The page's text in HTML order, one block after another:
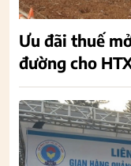
Ưu đãi thuế
đường cho